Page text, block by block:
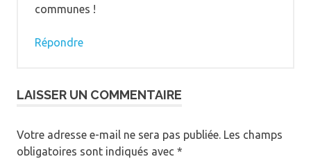
communes !
Répondre
LAISSER UN COMMENTAIRE
Votre adresse e-mail ne sera pas publiée. Les champs
obligatoires sont indiqués avec *